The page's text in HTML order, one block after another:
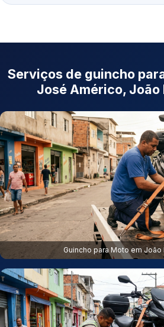
Serviços de guincho
José Américo, João
Guincho para Moto em João